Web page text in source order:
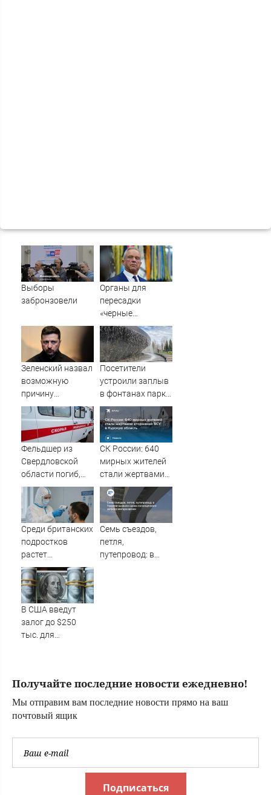
Выборы
забронзовели
Органы для
пересадки
«черные
трансплантологи»
извлекали у еще
живых пациентов
Зеленский назвал
возможную
причину
сокращения
поставок ракет
ПВО Киеву
Посетители
устроили заплыв
в фонтанах парка
Галицкого
Фельдшер из
Свердловской
области погиб,
спасая тонущую
девушку
СК России: 640
мирных жителей
стали жертвами
вторжения ВСУ в
Курскую область
Среди британских
подростков
растет
распространение
вейпов с
наркотиками
Семь съездов,
петля,
путепровод: в
В США введут
залог до $250
тыс. для
Получайте последние новости ежедневно!
Мы отправим вам последние новости прямо на ваш
почтовый ящик
Подписаться